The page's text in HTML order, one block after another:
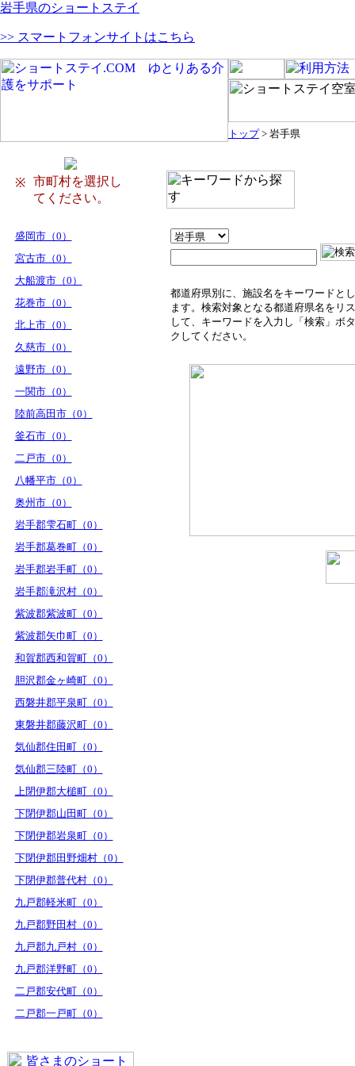
岩手県のショートステイ
>> スマートフォンサイトはこちら
トップ> 岩手県
※
市町村を選択し
てください。
盛岡市（0）
宮古市（0）
大船渡市（0）
花巻市（0）
北上市（0）
久慈市（0）
遠野市（0）
一関市（0）
陸前高田市（0）
釜石市（0）
二戸市（0）
八幡平市（0）
奥州市（0）
岩手郡雫石町（0）
岩手郡葛巻町（0）
岩手郡岩手町（0）
岩手郡滝沢村（0）
紫波郡紫波町（0）
紫波郡矢巾町（0）
和賀郡西和賀町（0）
胆沢郡金ヶ崎町（0）
西磐井郡平泉町（0）
東磐井郡藤沢町（0）
気仙郡住田町（0）
気仙郡三陸町（0）
上閉伊郡大槌町（0）
下閉伊郡山田町（0）
下閉伊郡岩泉町（0）
下閉伊郡田野畑村（0）
下閉伊郡普代村（0）
九戸郡軽米町（0）
九戸郡野田村（0）
九戸郡九戸村（0）
九戸郡洋野町（0）
二戸郡安代町（0）
二戸郡一戸町（0）
都道府県別に、施設名をキーワードと
ます。検索対象となる都道府県名をリ
して、キーワードを入力し「検索」ボ
クしてください。